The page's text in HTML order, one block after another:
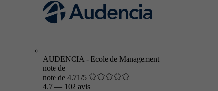
AUDENCIA - Ecole de Management
note de
note de 4.71/5
4.7 — 102 avis